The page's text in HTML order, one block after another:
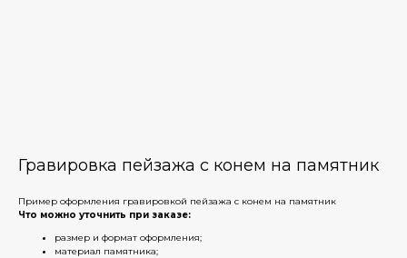
Гравировка пейзажа с конем на памятник
Пример оформления гравировкой пейзажа с конем на памятник
Что можно уточнить при заказе:
размер и формат оформления;
материал памятника;